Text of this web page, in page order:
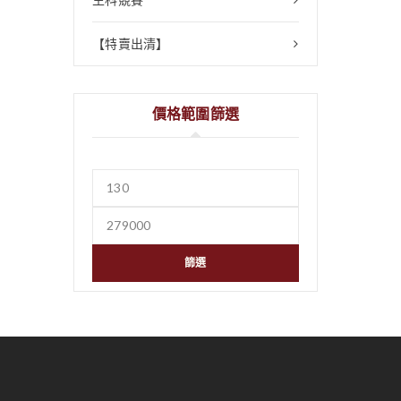
【特賣出清】
價格範圍篩選
篩選